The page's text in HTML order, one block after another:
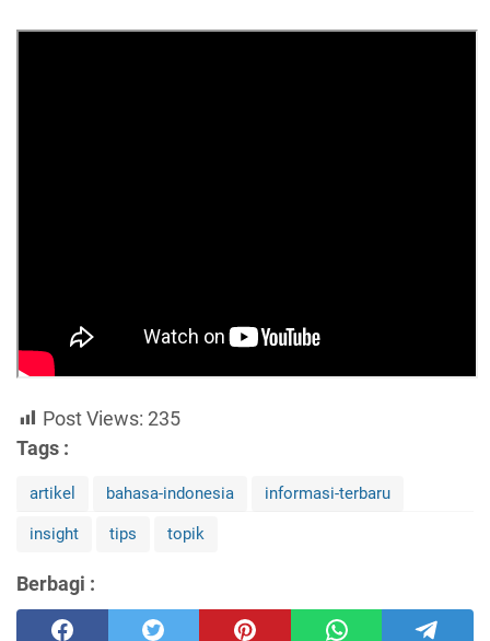
Post Views: 235
Tags :
artikel bahasa-indonesia informasi-terbaru
insight tips topik
Berbagi :